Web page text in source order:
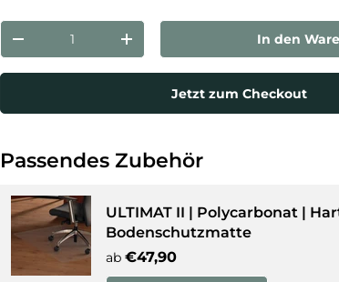
Anzahl
Menge verringernMenge erhöhen In den
Jetzt zum Checkout
Passendes Zubehör
ULTIMAT II | Polycarbonat |
Bodenschutzmatte
ab Normaler Preis
€47,90